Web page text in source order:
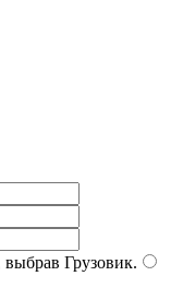
выбрав Грузовик.